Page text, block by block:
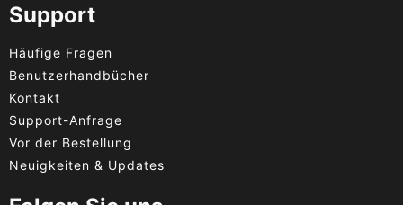
Support
Häufige Fragen
Benutzerhandbücher
Kontakt
Support-Anfrage
Vor der Bestellung
Neuigkeiten & Updates